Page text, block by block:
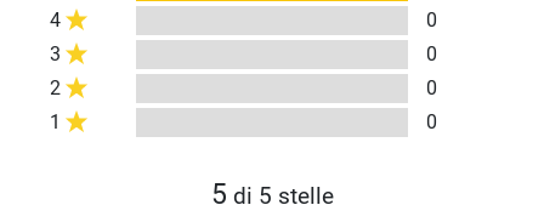
4
0
3
0
2
0
1
0
5 di 5 stelle